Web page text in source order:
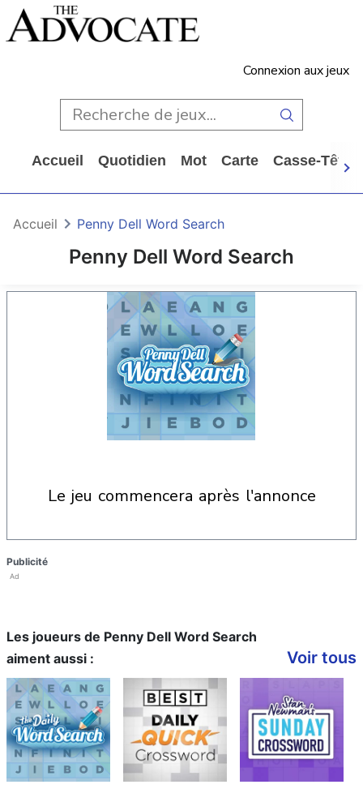
Connexion aux jeux
Accueil Quotidien Mot Carte Casse-Tête
Penny Dell Word Search
Accueil Penny Dell Word Search
le jeu commencera après l'annonce
Publicité
Ad
Les joueurs de Penny Dell Word Search
aiment aussi :
Voir tous